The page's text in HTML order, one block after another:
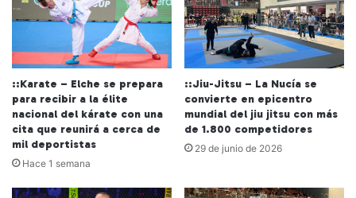
::Karate – Elche se prepara
para recibir a la élite
nacional del kárate con una
cita que reunirá a cerca de
mil deportistas
Hace 1 semana
::Jiu-Jitsu – La Nucía se
convierte en epicentro
mundial del jiu jitsu con más
de 1.800 competidores
29 de junio de 2026